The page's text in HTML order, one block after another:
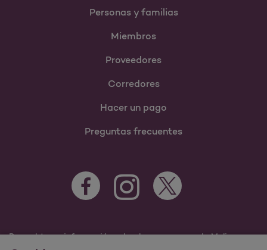
Personas y familias
Miembros
Proveedores
Corredores
Hacer un pago
Preguntas frecuentes
Para obtener información sobre los programas de Molina